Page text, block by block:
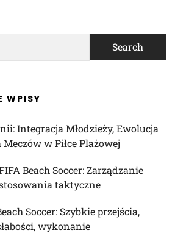
WPISY
Integracja Młodzieży, Ewolucja
w Piłce Plażowej
Beach Soccer: Zarządzanie
taktyczne
Soccer: Szybkie przejścia,
wykonanie